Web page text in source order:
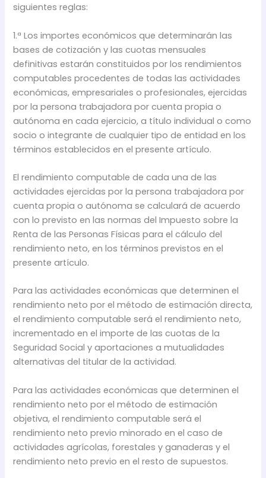
siguientes reglas:
1.ª Los importes económicos que determinarán las
bases de cotización y las cuotas mensuales
definitivas estarán constituidos por los rendimientos
computables procedentes de todas las actividades
económicas, empresariales o profesionales, ejercidas
por la persona trabajadora por cuenta propia o
autónoma en cada ejercicio, a título individual o como
socio o integrante de cualquier tipo de entidad en los
términos establecidos en el presente artículo.
El rendimiento computable de cada una de las
actividades ejercidas por la persona trabajadora por
cuenta propia o autónoma se calculará de acuerdo
con lo previsto en las normas del Impuesto sobre la
Renta de las Personas Físicas para el cálculo del
rendimiento neto, en los términos previstos en el
presente artículo.
Para las actividades económicas que determinen el
rendimiento neto por el método de estimación directa,
el rendimiento computable será el rendimiento neto,
incrementado en el importe de las cuotas de la
Seguridad Social y aportaciones a mutualidades
alternativas del titular de la actividad.
Para las actividades económicas que determinen el
rendimiento neto por el método de estimación
objetiva, el rendimiento computable será el
rendimiento neto previo minorado en el caso de
actividades agrícolas, forestales y ganaderas y el
rendimiento neto previo en el resto de supuestos.